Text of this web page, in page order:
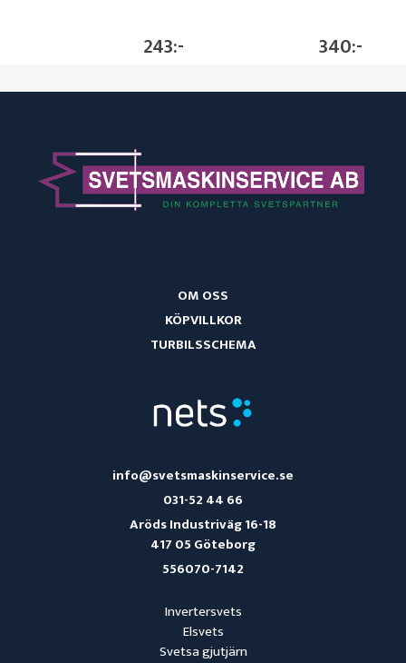
243 340
Invertersvets
Elsvets
Svetsa gjutjärn
info@svetsmaskinservice.se
031-52 44 66
Aröds Industriväg 16-18
417 05 Göteborg
556070-7142
OM OSS
KÖPVILLKOR
TURBILSSCHEMA